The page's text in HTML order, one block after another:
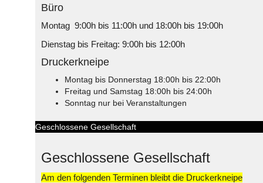
Büro
Montag 9:00h bis 11:00h und 18:00h bis 19:00h
Dienstag bis Freitag: 9:00h bis 12:00h
Druckerkneipe
Montag bis Donnerstag 18:00h bis 22:00h
Freitag und Samstag 18:00h bis 24:00h
Sonntag nur bei Veranstaltungen
Geschlossene Gesellschaft
Geschlossene Gesellschaft
Am den folgenden Terminen bleibt die Druckerkneipe